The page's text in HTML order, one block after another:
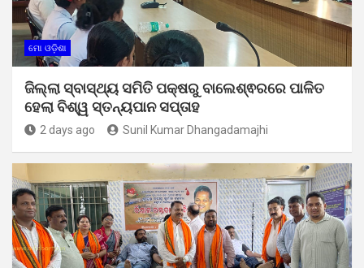
ମୋ ଓଡ଼ିଶା
ଜିଲ୍ଲା ସ୍ବାସ୍ଥ୍ୟ ସମିତି ପକ୍ଷରୁ ବାଲେଶ୍ଵରରେ ପାଳିତ
ହେଲା ବିଶ୍ୱ ସ୍ତନ୍ୟପାନ ସପ୍ତାହ
2 days ago Sunil Kumar Dhangadamajhi